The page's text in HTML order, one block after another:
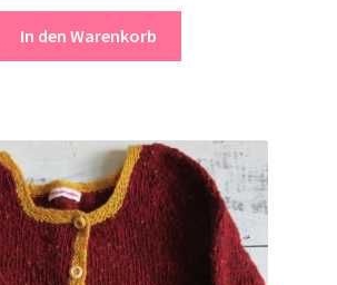
In den Warenkorb